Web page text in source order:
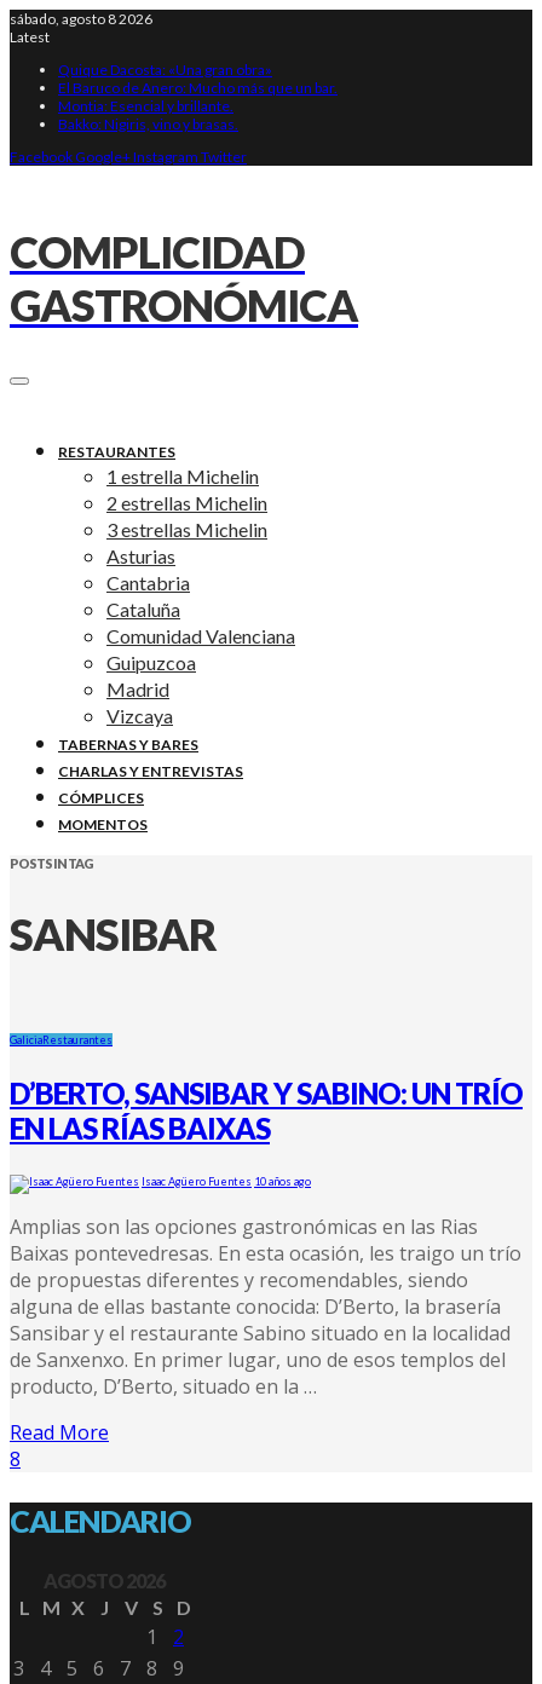
sábado, agosto 8 2026
Latest
Quique Dacosta: «Una gran obra»
El Baruco de Anero: Mucho más que un bar.
Montia: Esencial y brillante.
Bakko: Nigiris, vino y brasas.
Facebook Google+Instagram Twitter
COMPLICIDAD
GASTRONÓMICA
RESTAURANTES
1 estrella Michelin
2 estrellas Michelin
3 estrellas Michelin
Asturias
Cantabria
Cataluña
Comunidad Valenciana
Guipuzcoa
Madrid
Vizcaya
TABERNAS Y BARES
CHARLAS Y ENTREVISTAS
CÓMPLICES
MOMENTOS
POSTS IN TAG
SANSIBAR
GaliciaRestaurantes
D’BERTO, SANSIBAR Y SABINO: UN TRÍO
EN LAS RÍAS BAIXAS
Isaac Agüero Fuentes 10 años ago
Amplias son las opciones gastronómicas en las Rias
Baixas pontevedresas. En esta ocasión, les traigo un trío
de propuestas diferentes y recomendables, siendo
alguna de ellas bastante conocida: D’Berto, la brasería
Sansibar y el restaurante Sabino situado en la localidad
de Sanxenxo. En primer lugar, uno de esos templos del
producto, D’Berto, situado en la …
Read More
8
CALENDARIO
AGOSTO 2026
L
M X J V S D
1
2
3
4 5 6 7 8
9